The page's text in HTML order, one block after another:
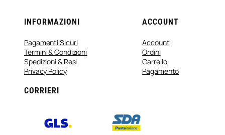
INFORMAZIONI
Pagamenti Sicuri
Termini & Condizioni
Spedizioni & Resi
Privacy Policy
ACCOUNT
Account
Ordini
Carrello
Pagamento
CORRIERI